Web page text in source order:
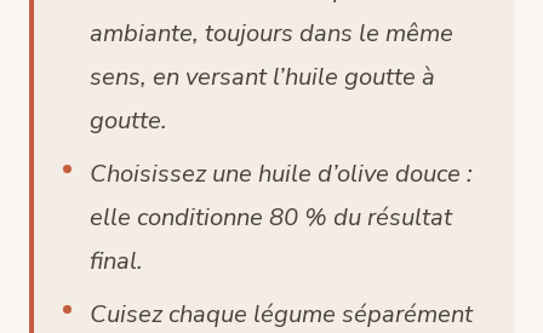
ambiante, toujours dans le même
sens, en versant l’huile goutte à
goutte.
Choisissez une huile d’olive douce :
elle conditionne 80 % du résultat
final.
Cuisez chaque légume séparément